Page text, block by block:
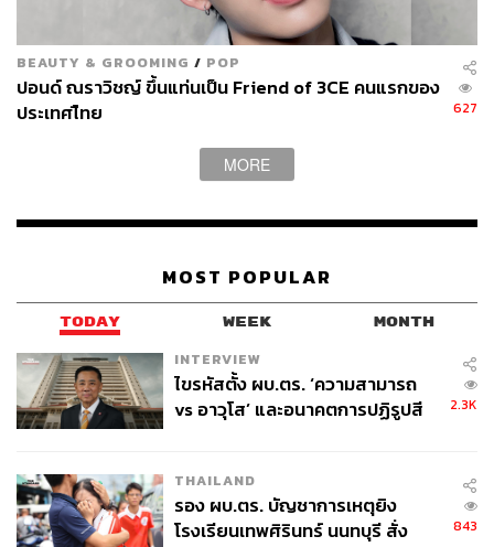
BEAUTY & GROOMING / POP
ปอนด์ ณราวิชญ์ ขึ้นแท่นเป็น Friend of 3CE คนแรกของ
ประเทศไืทย
627
MORE
MOST POPULAR
TODAY WEEK MONTH
INTERVIEW
ไขรหัสตั้ง ผบ.ตร. ‘ความสามารถ
vs อาวุโส’ และอนาคตการปฏิรูปสี
2.3K
THAILAND
รอง ผบ.ตร. บัญชาการเหตุยิง
โรงเรียนเทพศิรินทร์ นนทบุรี สั่ง
843